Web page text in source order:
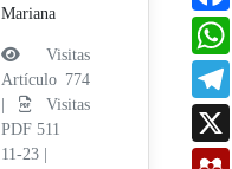
Mariana
Visitas
Artículo 774
Visitas
PDF 511
11-23